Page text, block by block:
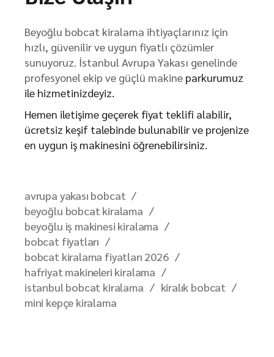
Beyoğlu bobcat kiralama ihtiyaçlarınız için
hızlı, güvenilir ve uygun fiyatlı çözümler
sunuyoruz. İstanbul Avrupa Yakası genelinde
profesyonel ekip ve güçlü makine parkurumuz
ile hizmetinizdeyiz.
Hemen iletişime geçerek fiyat teklifi alabilir,
ücretsiz keşif talebinde bulunabilir ve projenize
en uygun iş makinesini öğrenebilirsiniz.
avrupa yakası bobcat
beyoğlu bobcat kiralama
beyoğlu iş makinesi kiralama
bobcat fiyatları
bobcat kiralama fiyatları 2026
hafriyat makineleri kiralama
istanbul bobcat kiralama
kiralık bobcat
mini kepçe kiralama